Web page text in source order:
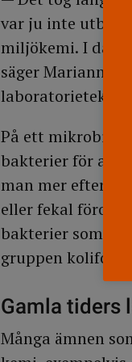
var ju inte
miljökemi. I dag
säger Marianne
På ett
bakterier för att
man mer efter
eller fekal
bakterier som
gruppen
Gamla tiders
Många ämnen